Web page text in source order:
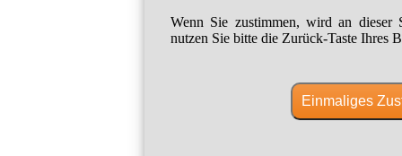
Wenn Sie zustimmen, wird an dieser
nutzen Sie bitte die Zurück-Taste Ihres
Einmaliges